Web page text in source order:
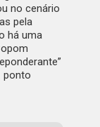
no cenário
pela
há uma
ponto